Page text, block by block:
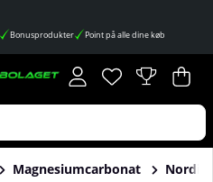
Bonusprodukter Point på alle dine køb
Ønskeliste
Antal på
. .
Magnesiumcarbonat Nordic